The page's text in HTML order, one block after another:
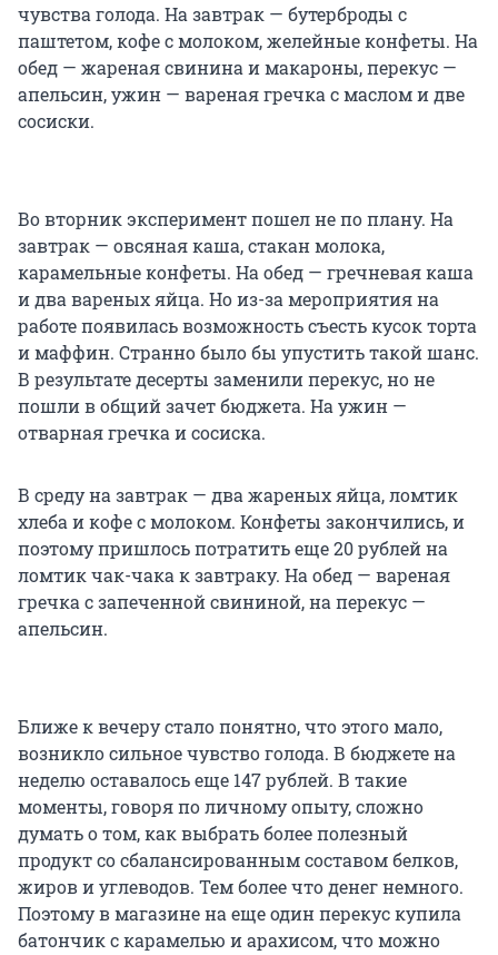
чувства голода. На завтрак — бутерброды с
паштетом, кофе с молоком, желейные конфеты. На
обед — жареная свинина и макароны, перекус —
апельсин, ужин — вареная гречка с маслом и две
сосиски.
Во вторник эксперимент пошел не по плану. На
завтрак — овсяная каша, стакан молока,
карамельные конфеты. На обед — гречневая каша
и два вареных яйца. Но из-за мероприятия на
работе появилась возможность съесть кусок торта
и маффин. Странно было бы упустить такой шанс.
В результате десерты заменили перекус, но не
пошли в общий зачет бюджета. На ужин —
отварная гречка и сосиска.
В среду на завтрак — два жареных яйца, ломтик
хлеба и кофе с молоком. Конфеты закончились, и
поэтому пришлось потратить еще 20 рублей на
ломтик чак-чака к завтраку. На обед — вареная
гречка с запеченной свининой, на перекус —
апельсин.
Ближе к вечеру стало понятно, что этого мало,
возникло сильное чувство голода. В бюджете на
неделю оставалось еще 147 рублей. В такие
моменты, говоря по личному опыту, сложно
думать о том, как выбрать более полезный
продукт со сбалансированным составом белков,
жиров и углеводов. Тем более что денег немного.
Поэтому в магазине на еще один перекус купила
батончик с карамелью и арахисом, что можно